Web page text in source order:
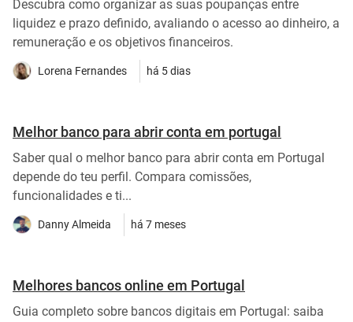
Descubra como organizar as suas poupanças entre
liquidez e prazo definido, avaliando o acesso ao dinheiro, a
remuneração e os objetivos financeiros.
Lorena Fernandes há 5 dias
Melhor banco para abrir conta em portugal
Saber qual o melhor banco para abrir conta em Portugal
depende do teu perfil. Compara comissões,
funcionalidades e ti...
Danny Almeida há 7 meses
Melhores bancos online em Portugal
Guia completo sobre bancos digitais em Portugal: saiba